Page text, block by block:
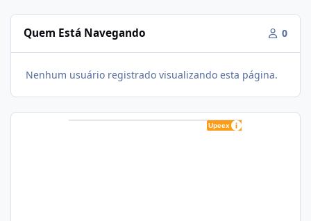
Quem Está Navegando 0
Nenhum usuário registrado visualizando esta página.